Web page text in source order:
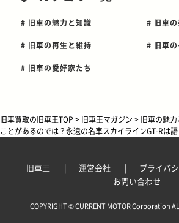
# 旧車の魅力と知識 # 旧車
# 旧車の再生と維持 # 旧車
# 旧車の愛好家たち
旧車買取の旧車王TOP > 旧車王マガジン > 旧車の魅
ことがあるのでは？永遠の名車スカイラインGT-Rは
旧車王 運営会社
プライバ
お問い合わせ
COPYRIGHT © CURRENT MOTOR Corporation